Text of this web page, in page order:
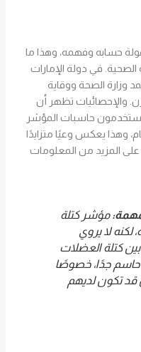
حسابه وفهمه، وهذا ما
في دولة الإمارات
وزارة الصحة ووقاية
والإحصائيات تظهر أن
حاسبات المؤشر
وهذا يعكس وعيًا متزايدًا
على المزيد من المعلومات
مؤشر كتلة
لكنه لا يروي
كتلة العضلات
حاسم جدًا، خصوصًا
قد تكون لديهم